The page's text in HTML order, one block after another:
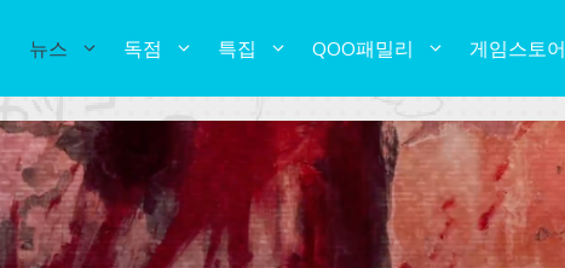
뉴스 독점 특집 QOO패밀리 게임스토어